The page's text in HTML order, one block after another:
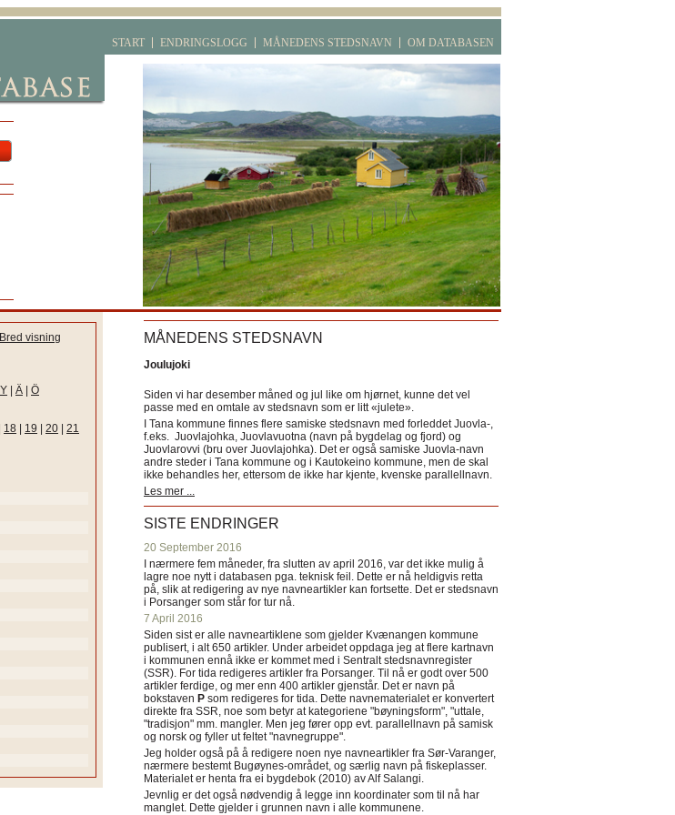
START ENDRINGSLOGG MÅNEDENS STEDSNAVN OM DATABASEN
Bred visning
Y Ä Ö
18 19 20
21
MÅNEDENS STEDSNAVN
Joulujoki
Siden vi har desember måned og jul like om hjørnet, kunne det vel
passe med en omtale av stedsnavn som er litt «julete».
I Tana kommune finnes flere samiske stedsnavn med forleddet Juovla-,
f.eks. Juovlajohka, Juovlavuotna (navn på bygdelag og fjord) og
Juovlarovvi (bru over Juovlajohka). Det er også samiske Juovla-navn
andre steder i Tana kommune og i Kautokeino kommune, men de skal
ikke behandles her, ettersom de ikke har kjente, kvenske parallellnavn.
Les mer ...
SISTE ENDRINGER
20 September 2016
I nærmere fem måneder, fra slutten av april 2016, var det ikke mulig å
lagre noe nytt i databasen pga. teknisk feil. Dette er nå heldigvis retta
på, slik at redigering av nye navneartikler kan fortsette. Det er stedsnavn
i Porsanger som står for tur nå.
7 April 2016
Siden sist er alle navneartiklene som gjelder Kvænangen kommune
publisert, i alt 650 artikler. Under arbeidet oppdaga jeg at flere kartnavn
i kommunen ennå ikke er kommet med i Sentralt stedsnavnregister
(SSR). For tida redigeres artikler fra Porsanger. Til nå er godt over 500
artikler ferdige, og mer enn 400 artikler gjenstår. Det er navn på
bokstaven P som redigeres for tida. Dette navnematerialet er konvertert
direkte fra SSR, noe som betyr at kategoriene "bøyningsform", "uttale,
"tradisjon" mm. mangler. Men jeg fører opp evt. parallellnavn på samisk
og norsk og fyller ut feltet "navnegruppe".
Jeg holder også på å redigere noen nye navneartikler fra Sør-Varanger,
nærmere bestemt Bugøynes-området, og særlig navn på fiskeplasser.
Materialet er henta fra ei bygdebok (2010) av Alf Salangi.
Jevnlig er det også nødvendig å legge inn koordinater som til nå har
manglet. Dette gjelder i grunnen navn i alle kommunene.